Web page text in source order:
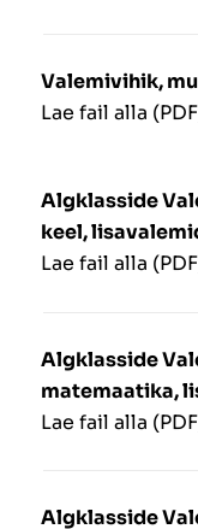
Valemivihik,
Lae fail alla
Algklasside
keel,
Lae fail alla
Algklasside
matemaatika,
Lae fail alla
Algklasside